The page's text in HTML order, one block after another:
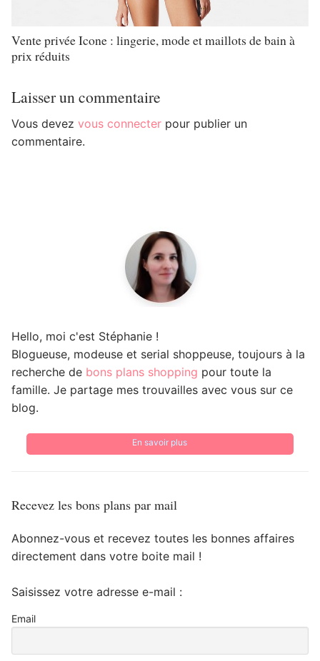
Vente privée Icone : lingerie, mode et maillots de bain à
prix réduits
Laisser un commentaire
Vous devez vous connecter pour publier un
commentaire.
Hello, moi c'est Stéphanie !
Blogueuse, modeuse et serial shoppeuse, toujours à la
recherche de bons plans shopping pour toute la
famille. Je partage mes trouvailles avec vous sur ce
blog.
En savoir plus
Recevez les bons plans par mail
Abonnez-vous et recevez toutes les bonnes affaires
directement dans votre boite mail !
Saisissez votre adresse e-mail :
Email